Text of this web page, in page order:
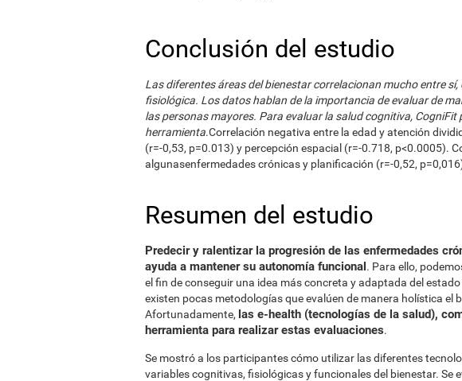
Conclusión del estudio
Las diferentes áreas del bienestar correlacionan mucho entre
fisiológica. Los datos hablan de la importancia de evaluar de
las personas mayores. Para evaluar la salud cognitiva, CogniFit
herramienta.Correlación negativa entre la edad y atención
(r=-0,53, p=0.013) y percepción espacial (r=-0.718, p<0.0005).
algunasenfermedades crónicas y planificación (r=-0,52,
Resumen del estudio
Predecir y ralentizar la progresión de las enfermedades
ayuda a mantener su autonomía funcional. Para ello,
el fin de conseguir una idea más concreta y adaptada del
existen pocas metodologías que evalúen de manera holística el
Afortunadamente, las e-health (tecnologías de la salud),
herramienta para realizar estas evaluaciones.
Se mostró a los participantes cómo utilizar las diferentes
variables cognitivas, fisiológicas y funcionales del bienestar. Se